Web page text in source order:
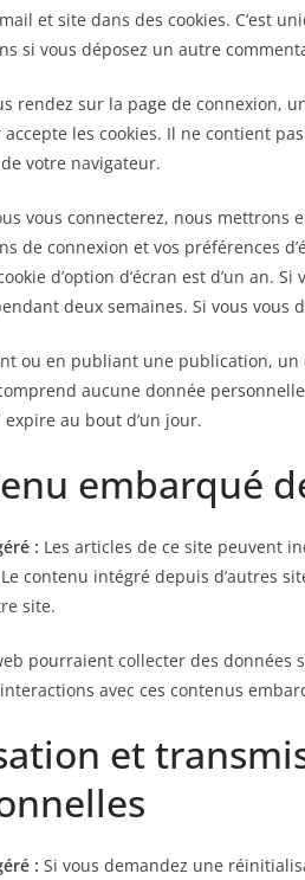
et site dans des cookies. C’est
si vous déposez un autre
rendez sur la page de connexion,
accepte les cookies. Il ne contient
votre navigateur.
vous connecterez, nous
de connexion et vos préférences
d’option d’écran est d’un an.
deux semaines. Si vous vous
ou en publiant une publication,
aucune donnée
au bout d’un jour.
embarqué
: Les articles de ce site peuvent
contenu intégré depuis d’autres
site.
pourraient collecter des
avec ces contenus
et
: Si vous demandez une